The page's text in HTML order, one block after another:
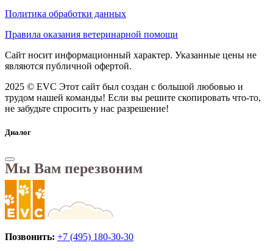
Политика обработки данных
Правила оказания ветеринарной помощи
Сайт носит информационный характер. Указанные цены не
являются публичной офертой.
2025 © EVC Этот сайт был создан с большой любовью и
трудом нашей команды! Если вы решите скопировать что-то,
не забудьте спросить у нас разрешение!
Диалог
Мы Вам перезвоним
Позвонить: +7 (495) 180-30-30